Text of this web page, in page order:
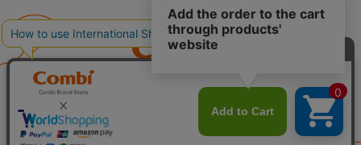
子育てに、イノベーションを。
ベビー用品のコンビ株式会社